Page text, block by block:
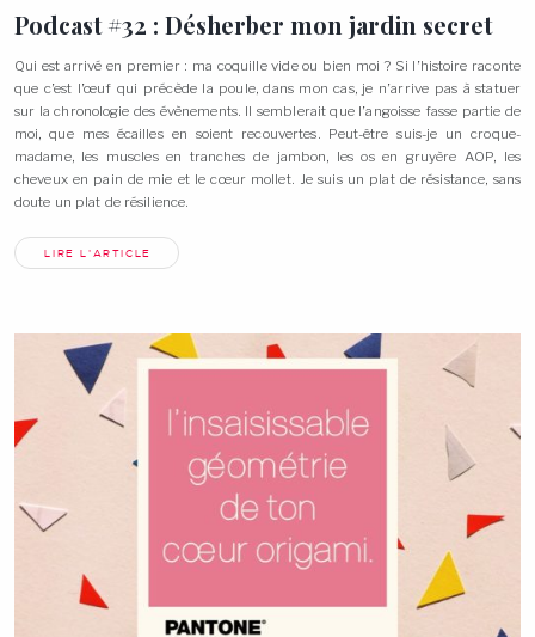
Podcast #32 : Désherber mon jardin secret
Qui est arrivé en premier : ma coquille vide ou bien moi ? Si l’histoire raconte
que c’est l’œuf qui précède la poule, dans mon cas, je n’arrive pas à statuer
sur la chronologie des évènements. Il semblerait que l’angoisse fasse partie de
moi, que mes écailles en soient recouvertes. Peut-être suis-je un croque-
madame, les muscles en tranches de jambon, les os en gruyère AOP, les
cheveux en pain de mie et le cœur mollet. Je suis un plat de résistance, sans
doute un plat de résilience.
LIRE L'ARTICLE